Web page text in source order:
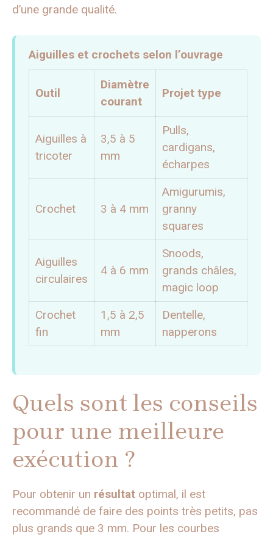
d’une grande qualité.
Aiguilles et crochets selon l’ouvrage
Outil
Diamètre
courant
Projet type
Aiguilles à
tricoter
3,5 à 5
mm
Pulls,
cardigans,
écharpes
Crochet 3 à 4 mm
Amigurumis,
granny
squares
Aiguilles
circulaires
4 à 6 mm
Snoods,
grands châles,
magic loop
Crochet
fin
1,5 à 2,5
mm
Dentelle,
napperons
Quels sont les conseils
pour une meilleure
exécution ?
Pour obtenir un résultat optimal, il est
recommandé de faire des points très petits, pas
plus grands que 3 mm. Pour les courbes